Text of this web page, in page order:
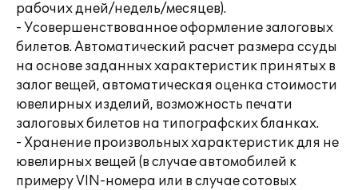
рабочих дней/недель/месяцев).
- Усовершенствованное оформление залоговых
билетов. Автоматический расчет размера ссуды
на основе заданных характеристик принятых в
залог вещей, автоматическая оценка стоимости
ювелирных изделий, возможность печати
залоговых билетов на типографских бланках.
- Хранение произвольных характеристик для не
ювелирных вещей (в случае автомобилей к
примеру VIN-номера или в случае сотовых